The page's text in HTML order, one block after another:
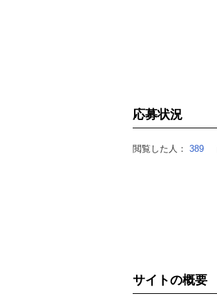
応募状況
閲覧した人： 389
サイトの概要